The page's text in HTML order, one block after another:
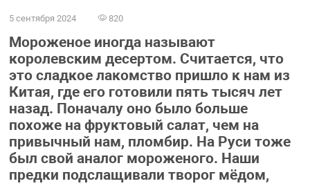
5 сентября 2024 820
Мороженое иногда называют
королевским десертом. Считается, что
это сладкое лакомство пришло к нам из
Китая, где его готовили пять тысяч лет
назад. Поначалу оно было больше
похоже на фруктовый салат, чем на
привычный нам, пломбир. На Руси тоже
был свой аналог мороженого. Наши
предки подслащивали творог мёдом,